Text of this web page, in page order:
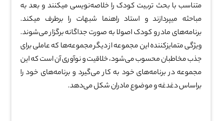
متناسب با بحث تربیت کودک را خلاصه‌نویسی میکنند و بعد به
مباحثه میپردازند و استاد راهنما شبهات را برطرف میکند.
برنامه‌های مادر و کودک اصولا به صورت جداگانه برگزار می‌شوند.
ویژگی متمایزکننده این مجموعه از دیگر مجموعه‌ها که عاملی برای
جذب مخاطبان محسوب می‌شود، خلاقیت و نوآوری آن است که این
مجموعه در برنامه‌های خود به کار می‌گیرد و برنامه‌های خود را
براساس دغدغه و موضوع مادران شکل می‌دهد.